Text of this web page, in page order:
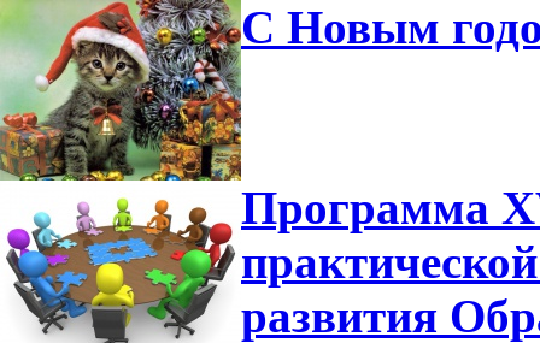
С Новым
Программа
развития